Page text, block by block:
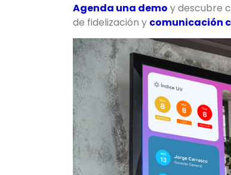
Agenda una demo y descubre
de fidelización y comunicación